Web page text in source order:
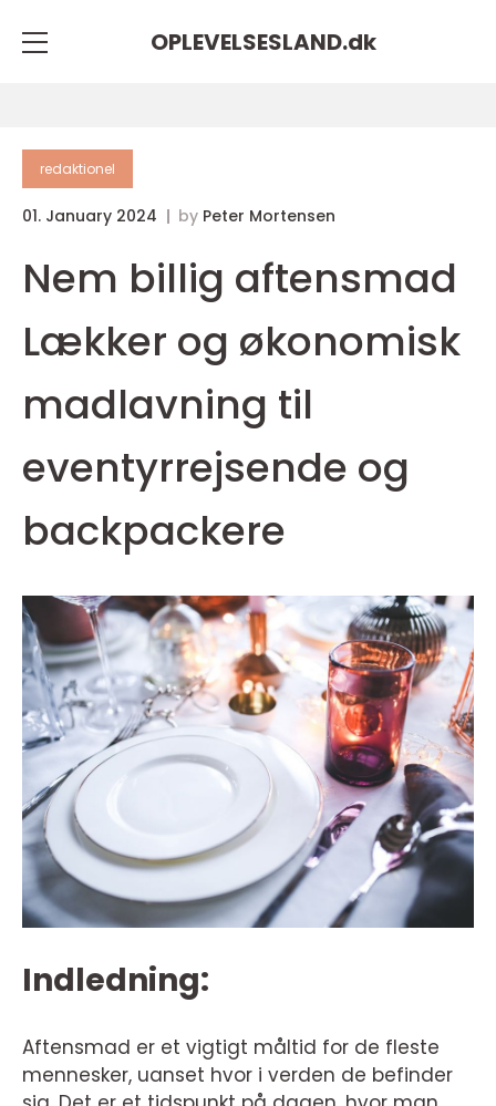
OPLEVELSESLAND.dk
redaktionel
01. January 2024 by Peter Mortensen
Nem billig aftensmad
Lækker og økonomisk
madlavning til
eventyrrejsende og
backpackere
Indledning:
Aftensmad er et vigtigt måltid for de fleste
mennesker, uanset hvor i verden de befinder